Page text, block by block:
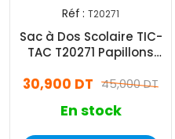
Réf : T20271
Sac à Dos Scolaire TIC-
TAC T20271 Papillons
45,000 DT
30,900 DT
En stock